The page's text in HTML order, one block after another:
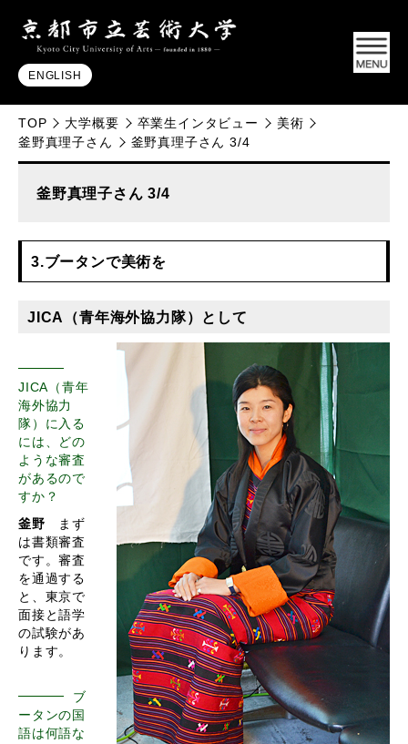
ENGLISH
TOP 大学概要 卒業生インタビュー
美術
釜野真理子さん
釜野真理子さん 3/4
釜野真理子さん 3/4
3.ブータンで美術を
JICA（青年海外協力隊）として
JICA（青年
海外協力
隊）に入る
には、どの
ような審査
があるので
すか？
釜野 まず
は書類審査
です。審査
を通過する
と、東京で
面接と語学
の試験があ
ります。
ブ
ータンの国
語は何語な